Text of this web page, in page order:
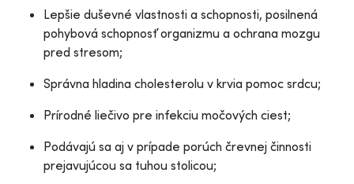
Lepšie duševné vlastnosti a schopnosti, posilnená
pohybová schopnosť organizmu a ochrana mozgu
pred stresom;
Správna hladina cholesterolu v krvia pomoc srdcu;
Prírodné liečivo pre infekciu močových ciest;
Podávajú sa aj v prípade porúch črevnej činnosti
prejavujúcou sa tuhou stolicou;